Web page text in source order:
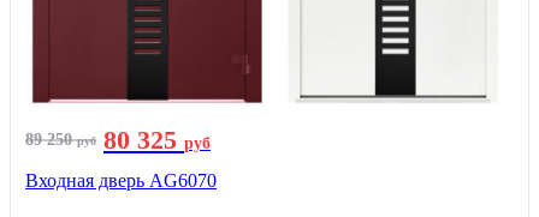
89 250руб 80 325 руб
Входная дверь AG6070